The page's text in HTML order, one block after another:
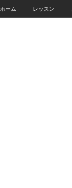
ホーム レッスン